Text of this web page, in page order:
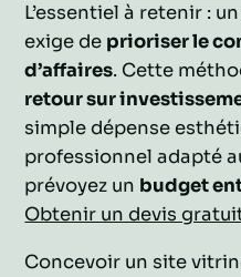
L’essentiel à retenir :
exige de prioriser le
d’affaires. Cette
retour sur
simple dépense
professionnel adapté
prévoyez un budget
Obtenir un devis
Concevoir un site